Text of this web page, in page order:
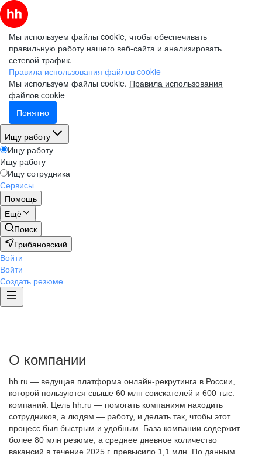
Мы используем файлы cookie, чтобы обеспечивать
правильную работу нашего веб-сайта и анализировать
сетевой трафик.
Правила использования файлов cookie
Мы используем файлы cookie. Правила использования
файлов cookie
Понятно
Ищу работу
Ищу работу
Ищу работу
Ищу сотрудника
Сервисы
Помощь
Ещё
Поиск
Грибановский
Войти
Войти
Создать резюме
О компании
hh.ru — ведущая платформа онлайн-рекрутинга в России,
которой пользуются свыше 60 млн соискателей и 600 тыс.
компаний. Цель hh.ru — помогать компаниям находить
сотрудников, а людям — работу, и делать так, чтобы этот
процесс был быстрым и удобным. База компании содержит
более 80 млн резюме, а среднее дневное количество
вакансий в течение 2025 г. превысило 1,1 млн. По данным